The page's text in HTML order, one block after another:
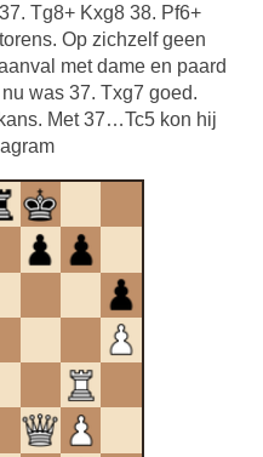
Tg8+ Kxg8 38. Pf6+
Op zichzelf geen
met dame en paard
was 37. Txg7 goed.
Met 37…Tc5 kon hij